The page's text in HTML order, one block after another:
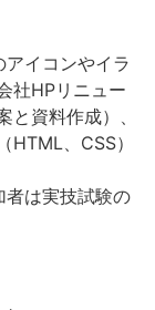
イコンやイラ
社HPリニュー
と資料作成）、
HTML、CSS）
者は実技試験の